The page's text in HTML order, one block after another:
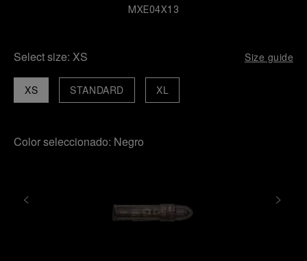
MXE04X13
Select size: XS Size guide
XS STANDARD XL
Color seleccionado: Negro